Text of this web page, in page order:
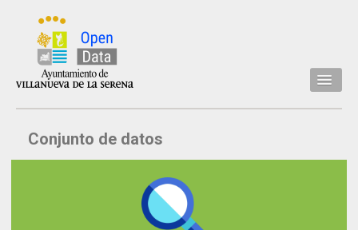
Inicio
Datos
Conjunto de datos